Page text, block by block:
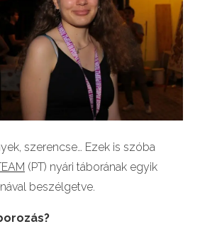
szerencse… Ezek is szóba
(PT) nyári táborának egyik
beszélgetve.